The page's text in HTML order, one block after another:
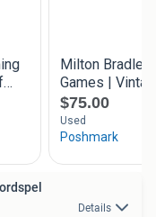
Details